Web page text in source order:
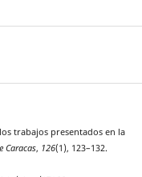
trabajos presentados en la
Caracas, 126(1), 123–132.